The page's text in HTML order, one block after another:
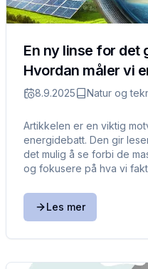
En ny linse for det
Hvordan måler vi
8.9.2025 Natur og
Artikkelen er en viktig
energidebatt. Den gir
det mulig å se forbi de
og fokusere på hva vi
Les mer